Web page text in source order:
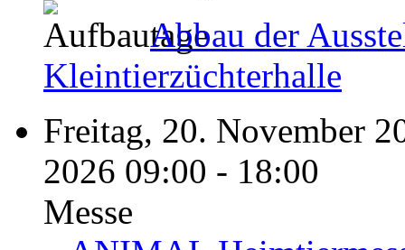
Abbau der
Kleintierzüchterhalle
Freitag, 20. November
2026 09:00 - 18:00
Messe